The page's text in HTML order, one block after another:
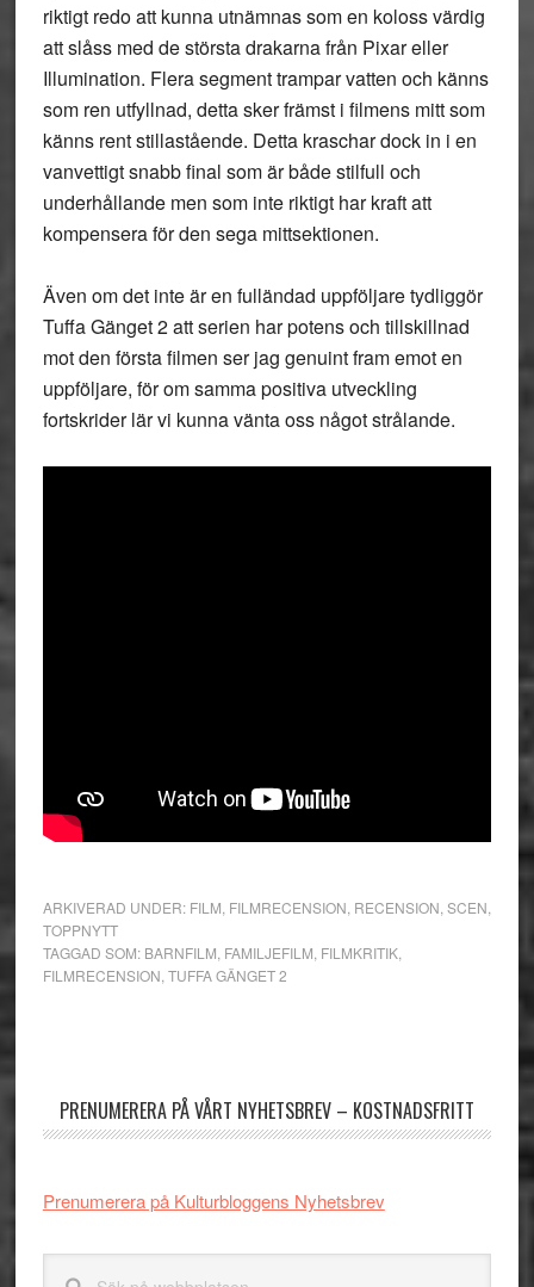
riktigt redo att kunna utnämnas som en koloss värdig
att slåss med de största drakarna från Pixar eller
Illumination. Flera segment trampar vatten och känns
som ren utfyllnad, detta sker främst i filmens mitt som
känns rent stillastående. Detta kraschar dock in i en
vanvettigt snabb final som är både stilfull och
underhållande men som inte riktigt har kraft att
kompensera för den sega mittsektionen.
Även om det inte är en fulländad uppföljare tydliggör
Tuffa Gänget 2 att serien har potens och tillskillnad
mot den första filmen ser jag genuint fram emot en
uppföljare, för om samma positiva utveckling
fortskrider lär vi kunna vänta oss något strålande.
ARKIVERAD UNDER: FILM FILMRECENSION RECENSION SCEN
TOPPNYTT
TAGGAD SOM: BARNFILM FAMILJEFILM FILMKRITIK,
FILMRECENSION TUFFA GÄNGET 2
PRENUMERERA PÅ VÅRT NYHETSBREV – KOSTNADSFRITT
Prenumerera på Kulturbloggens Nyhetsbrev